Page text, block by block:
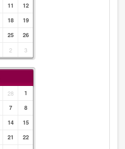
11
12
18
19
25
26
2 3
28
1
7
8
14
15
21
22